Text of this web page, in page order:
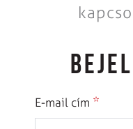
E-mail cím *